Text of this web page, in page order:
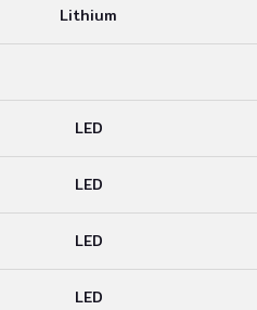
Lithium
LED
LED
LED
LED